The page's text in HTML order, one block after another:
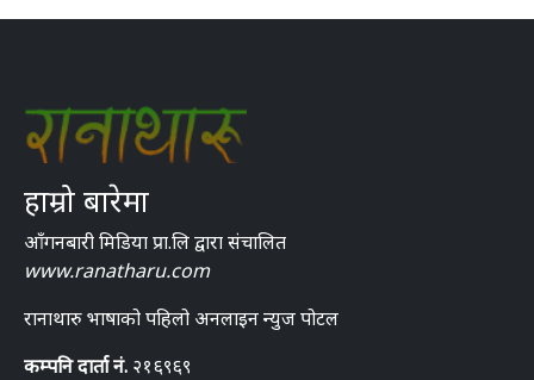
हाम्रो बारेमा
आँगनबारी मिडिया प्रा.लि द्वारा संचालित
www.ranatharu.com
रानाथारु भाषाको पहिलो अनलाइन न्युज पोटल
कम्पनि दार्ता नं. २१६९६९